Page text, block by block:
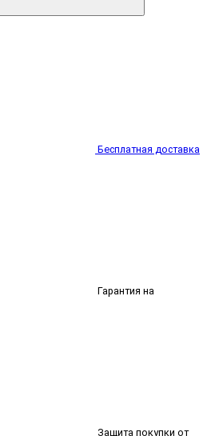
Бесплатная доставка
Гарантия на
Защита покупки от